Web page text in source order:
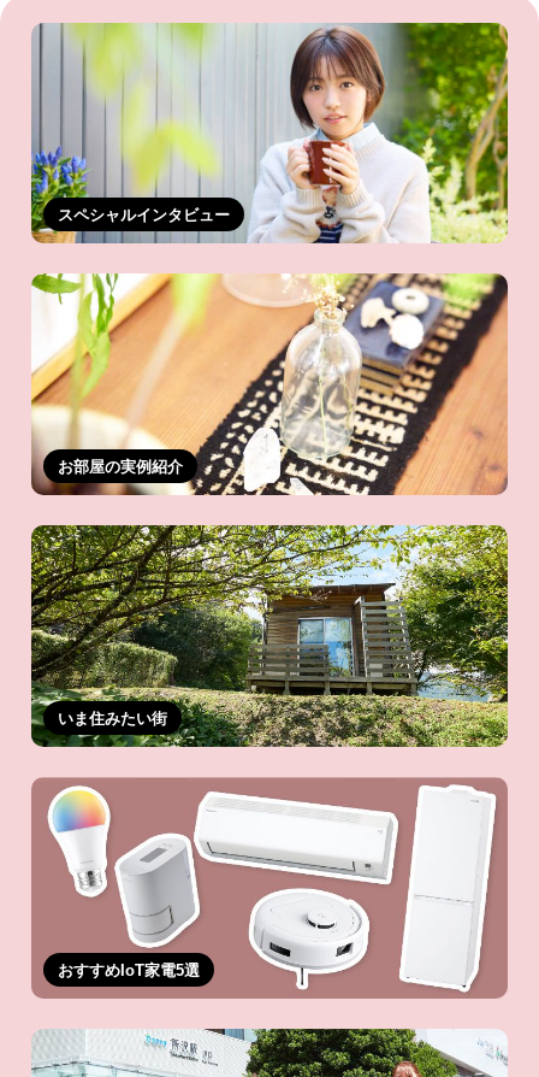
スペシャルインタビュー
お部屋の実例紹介
いま住みたい街
おすすめIoT家電5選